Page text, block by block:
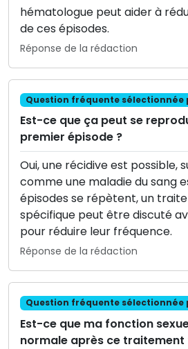
hématologue peut aider à
de ces épisodes.
Réponse de la rédaction
Question fréquente sélectionnée
Est-ce que ça peut se
premier épisode ?
Oui, une récidive est possible,
comme une maladie du sang
épisodes se répètent, un
spécifique peut être discuté
pour réduire leur fréquence.
Réponse de la rédaction
Question fréquente sélectionnée
Est-ce que ma fonction
normale après ce traitement